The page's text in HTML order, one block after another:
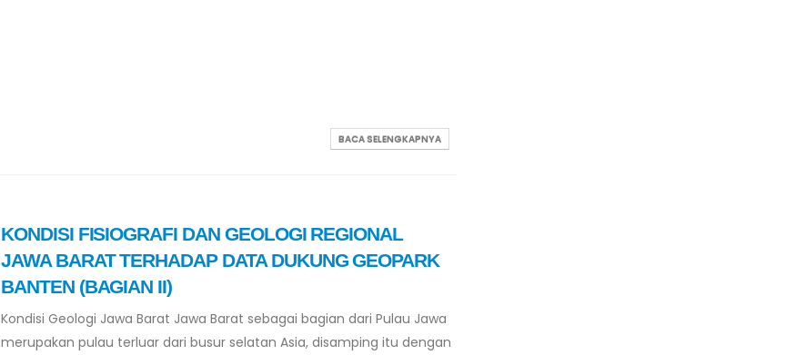
BACA SELENGKAPNYA
KONDISI FISIOGRAFI DAN GEOLOGI REGIONAL
JAWA BARAT TERHADAP DATA DUKUNG GEOPARK
BANTEN (BAGIAN II)
Kondisi Geologi Jawa Barat Jawa Barat sebagai bagian dari Pulau Jawa
merupakan pulau terluar dari busur selatan Asia, disamping itu dengan